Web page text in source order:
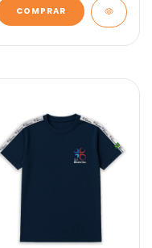
COMPRAR